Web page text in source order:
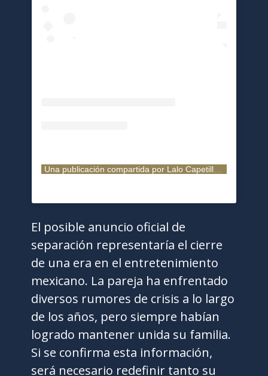
Una publicación compartida por Lalo Capetillo (@eduardocapetillog)
El posible anuncio oficial de
separación representaría el cierre
de una era en el entretenimiento
mexicano. La pareja ha enfrentado
diversos rumores de crisis a lo largo
de los años, pero siempre habían
logrado mantener unida su familia.
Si se confirma esta información,
será necesario redefinir tanto su